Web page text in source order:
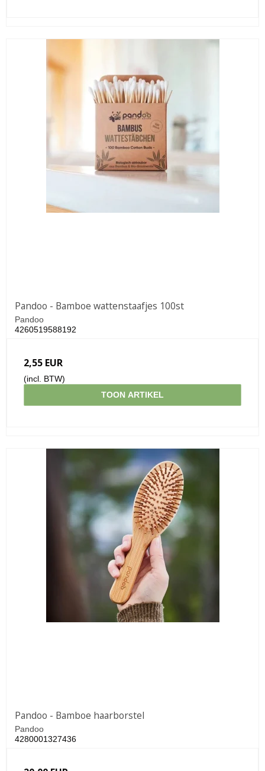
Pandoo - Bamboe wattenstaafjes 100st
Pandoo
4260519588192
2,55 EUR
(incl. BTW)
TOON ARTIKEL
Pandoo - Bamboe haarborstel
Pandoo
4280001327436